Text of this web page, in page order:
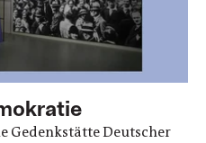
Gedenkstätte Deutscher